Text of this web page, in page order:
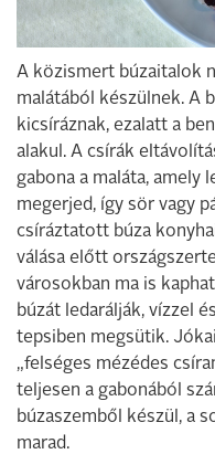
A közismert búzaitalok
malátából készülnek. A
kicsíráznak, ezalatt a
alakul. A csírák
gabona a maláta, amely
megerjed, így sör vagy
csíráztatott búza
válása előtt
városokban ma is
búzát ledarálják, vízzel
tepsiben megsütik.
„felséges mézédes
teljesen a gabonából
búzaszemből készül, a
marad.